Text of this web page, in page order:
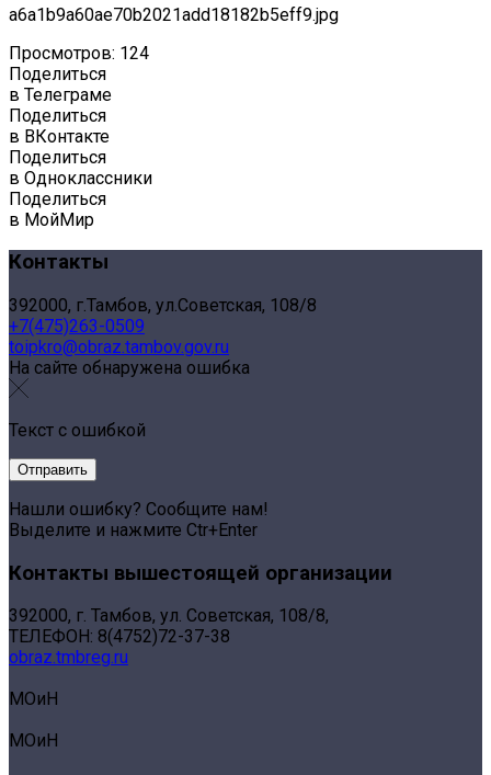
a6a1b9a60ae70b2021add18182b5eff9.jpg
Просмотров: 124
Поделиться
в Телеграме
Поделиться
в ВКонтакте
Поделиться
в Одноклассники
Поделиться
в МойМир
Контакты
392000, г.Тамбов, ул.Советская, 108/8
+7(475)263-0509
toipkro@obraz.tambov.gov.ru
На сайте обнаружена ошибка
Текст с ошибкой
Нашли ошибку? Сообщите нам!
Выделите и нажмите Ctr+Enter
Контакты вышестоящей организации
392000, г. Тамбов, ул. Советская, 108/8,
ТЕЛЕФОН: 8(4752)72-37-38
obraz.tmbreg.ru
МОиН
МОиН